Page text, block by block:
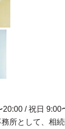
/ 祝日 9:00
務所として、相